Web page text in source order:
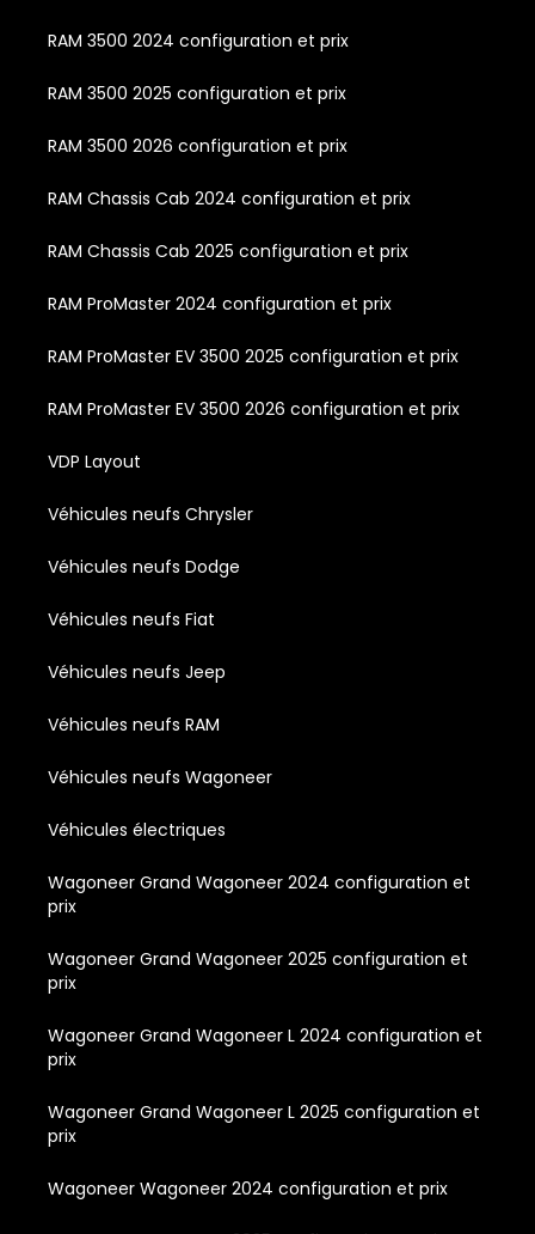
RAM 3500 2024 configuration et prix
RAM 3500 2025 configuration et prix
RAM 3500 2026 configuration et prix
RAM Chassis Cab 2024 configuration et prix
RAM Chassis Cab 2025 configuration et prix
RAM ProMaster 2024 configuration et prix
RAM ProMaster EV 3500 2025 configuration et prix
RAM ProMaster EV 3500 2026 configuration et prix
VDP Layout
Véhicules neufs Chrysler
Véhicules neufs Dodge
Véhicules neufs Fiat
Véhicules neufs Jeep
Véhicules neufs RAM
Véhicules neufs Wagoneer
Véhicules électriques
Wagoneer Grand Wagoneer 2024 configuration et
prix
Wagoneer Grand Wagoneer 2025 configuration et
prix
Wagoneer Grand Wagoneer L 2024 configuration et
prix
Wagoneer Grand Wagoneer L 2025 configuration et
prix
Wagoneer Wagoneer 2024 configuration et prix